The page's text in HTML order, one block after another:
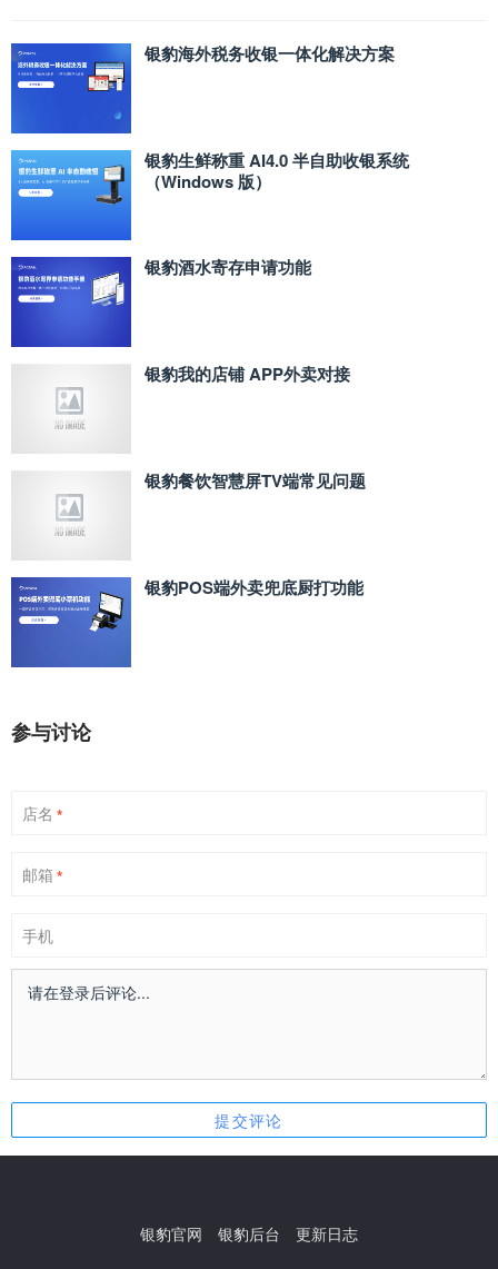
银豹海外税务收银一体化解决方案
银豹生鲜称重 AI4.0 半自助收银系统
（Windows 版）
银豹酒水寄存申请功能
银豹我的店铺 APP外卖对接
银豹餐饮智慧屏TV端常见问题
银豹POS端外卖兜底厨打功能
参与讨论
店名 *
邮箱 *
手机
银豹官网 银豹后台 更新日志